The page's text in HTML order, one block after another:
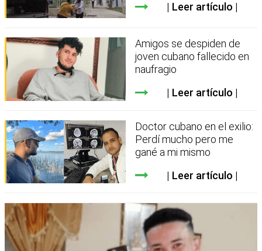
Leer artículo
Amigos se despiden de
joven cubano fallecido en
naufragio
Leer artículo
Doctor cubano en el exilio:
Perdí mucho pero me
gané a mi mismo
Leer artículo